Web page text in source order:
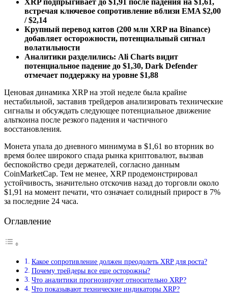
встречая ключевое сопротивление вблизи EMA $2,00
/ $2,14
Крупный перевод китов (200 млн XRP на Binance)
добавляет осторожности, потенциальный сигнал
волатильности
Аналитики разделились: Ali Charts видит
потенциальное падение до $1,30, Dark Defender
отмечает поддержку на уровне $1,88
Ценовая динамика XRP на этой неделе была крайне
нестабильной, заставив трейдеров анализировать технические
сигналы и обсуждать следующее потенциальное движение
альткоина после резкого падения и частичного
восстановления.
Монета упала до дневного минимума в $1,61 во вторник во
время более широкого спада рынка криптовалют, вызвав
беспокойство среди держателей, согласно данным
CoinMarketCap. Тем не менее, XRP продемонстрировал
устойчивость, значительно отскочив назад до торговли около
$1,91 на момент печати, что означает солидный прирост в 7%
за последние 24 часа.
Оглавление
Какое сопротивление должен преодолеть XRP для роста?
Почему трейдеры все еще осторожны?
Что аналитики прогнозируют относительно XRP?
Что показывают технические индикаторы XRP?